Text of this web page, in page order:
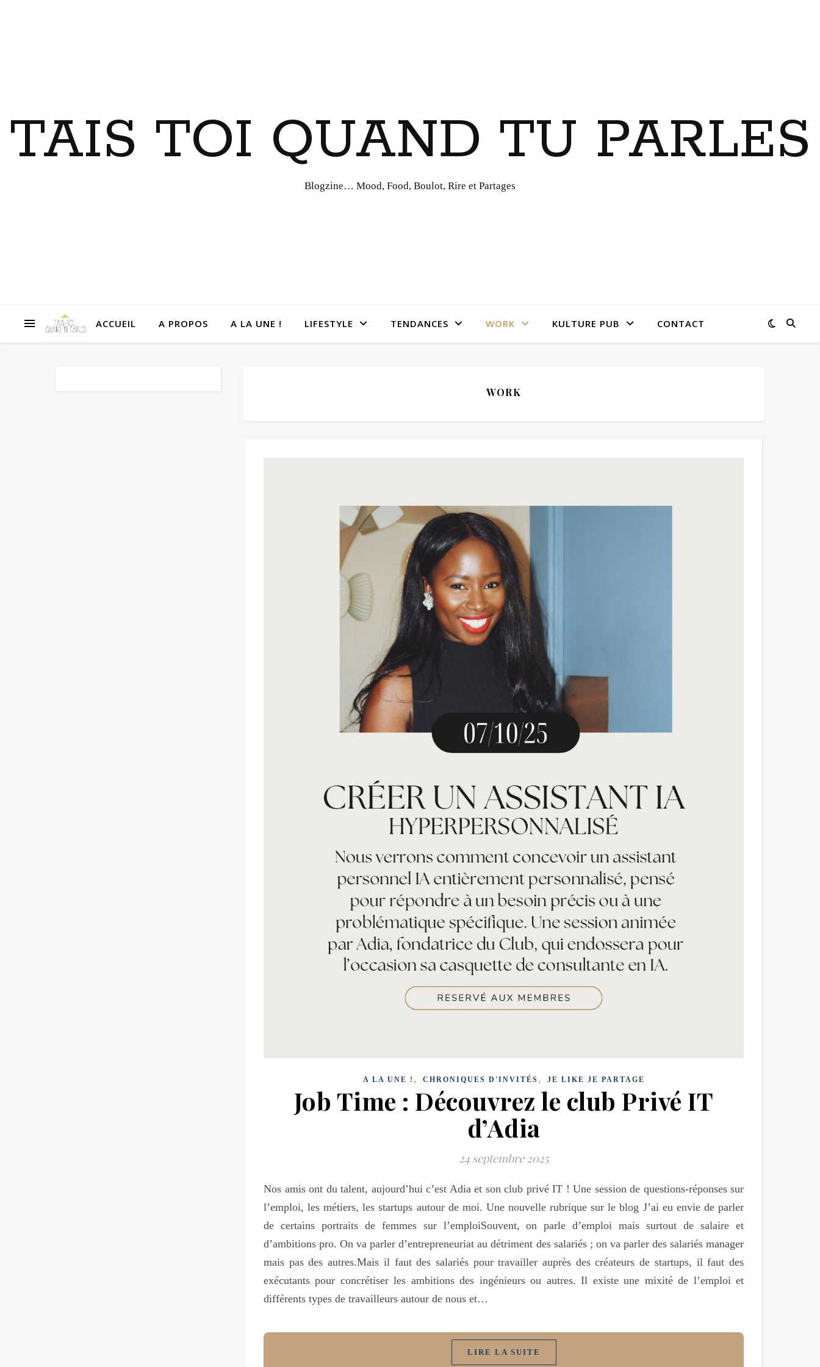
TAIS TOI QUAND TU PARLES
Blogzine… Mood, Food, Boulot, Rire et Partages
ACCUEIL A PROPOS A LA UNE ! LIFESTYLE TENDANCES WORK KULTURE PUB CONTACT
WORK
A LA UNE ! , CHRONIQUES D'INVITÉS , JE LIKE JE PARTAGE
Job Time : Découvrez le club Privé IT
d’Adia
24 septembre 2025
Nos amis ont du talent, aujourd’hui c’est Adia et son club privé IT ! Une session de questions-réponses sur
l’emploi, les métiers, les startups autour de moi. Une nouvelle rubrique sur le blog J’ai eu envie de parler
de certains portraits de femmes sur l’emploiSouvent, on parle d’emploi mais surtout de salaire et
d’ambitions pro. On va parler d’entrepreneuriat au détriment des salariés ; on va parler des salariés manager
mais pas des autres.Mais il faut des salariés pour travailler auprès des créateurs de startups, il faut des
exécutants pour concrétiser les ambitions des ingénieurs ou autres. Il existe une mixité de l’emploi et
différents types de travailleurs autour de nous et…
LIRE LA SUITE